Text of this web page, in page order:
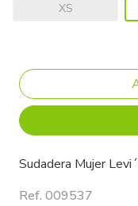
XS
Sudadera Mujer
Ref. 009537